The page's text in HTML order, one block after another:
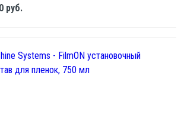
руб.